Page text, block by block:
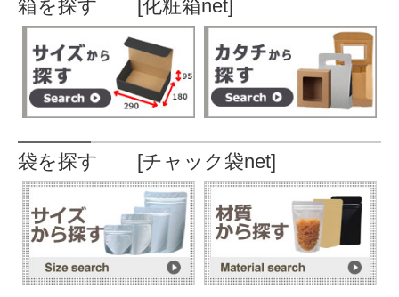
箱を探す [化粧箱net]
袋を探す [チャック袋net]